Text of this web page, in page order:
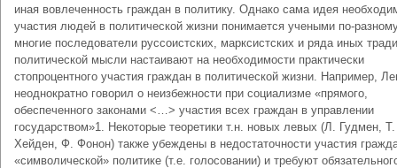
иная вовлеченность граждан в политику. Однако сама идея
участия людей в политической жизни понимается учеными по-
многие последователи руссоистских, марксистских и ряда иных
политической мысли настаивают на необходимости практически
стопроцентного участия граждан в политической жизни. Например,
неоднократно говорил о неизбежности при социализме «прямого,
обеспеченного законами <…> участия всех граждан в управлении
государством»1. Некоторые теоретики т.н. новых левых (Л. Гудмен, Т.
Хейден, Ф. Фонон) также убеждены в недостаточности участия
«символической» политике (т.е. голосовании) и требуют